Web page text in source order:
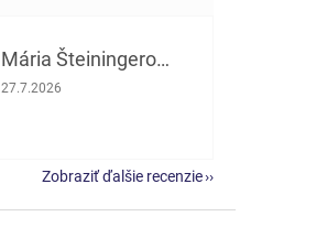
Mária Šteiningerová
Hodnotenie obchodu je 5 z 5 hviezdičiek.
27.7.2026
Zobraziť ďalšie recenzie